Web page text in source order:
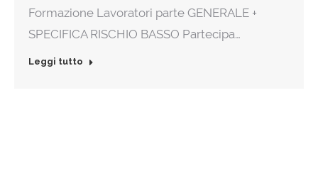
Formazione Lavoratori parte GENERALE +
SPECIFICA RISCHIO BASSO Partecipa…
Leggi tutto